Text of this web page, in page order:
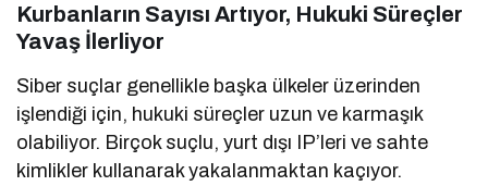
Kurbanların Sayısı Artıyor, Hukuki Süreçler
Yavaş İlerliyor
Siber suçlar genellikle başka ülkeler üzerinden
işlendiği için, hukuki süreçler uzun ve karmaşık
olabiliyor. Birçok suçlu, yurt dışı IP’leri ve sahte
kimlikler kullanarak yakalanmaktan kaçıyor.